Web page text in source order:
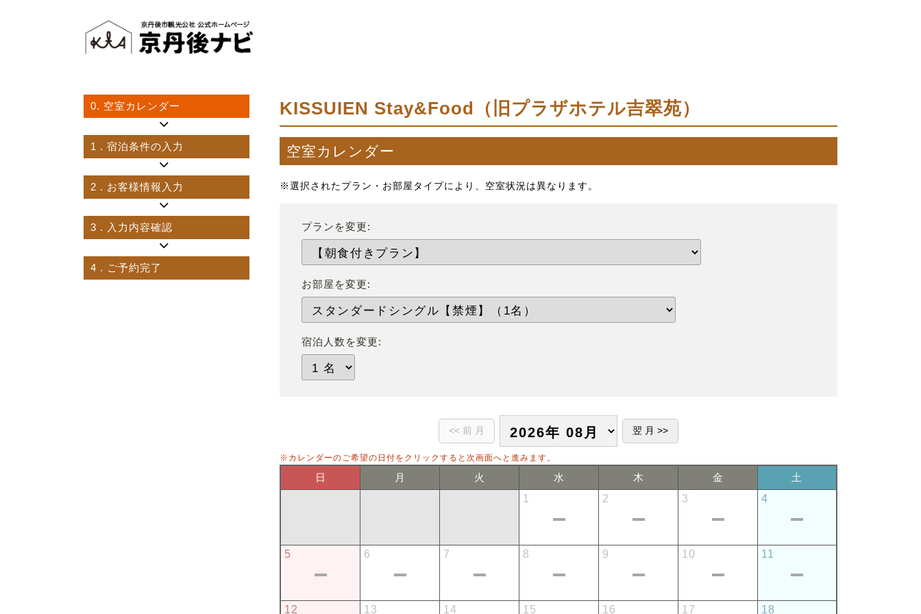
0. 空室カレンダー
1 . 宿泊条件の入力
2 . お客様情報入力
3 . 入力内容確認
4 . ご予約完了
KISSUIEN Stay&Food（旧プラザホテル吉翠苑）
空室カレンダー
※選択されたプラン・お部屋タイプにより、空室状況は異なります。
プランを変更:
お部屋を変更:
宿泊人数を変更:
※カレンダーのご希望の日付をクリックすると次画面へと進みます。
日 月 火 水 木 金
土
1
2 3 4
5 6 7 8 9 10 11
12 13 14 15 16 17 18